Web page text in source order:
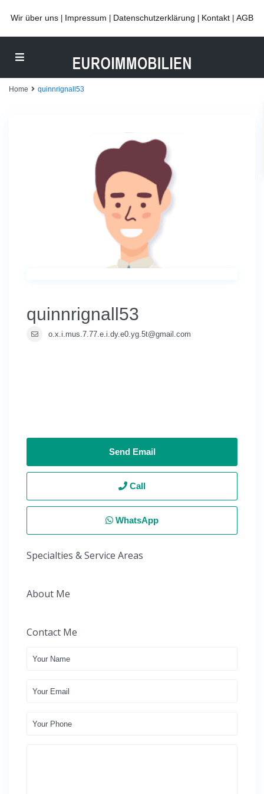
Wir über uns Impressum Datenschutzerklärung Kontakt AGB
Home quinnrignall53
quinnrignall53
o.x.i.mus.7.77.e.i.dy.e0.yg.5t@gmail.com
Send Email
Call
WhatsApp
Specialties & Service Areas
About Me
Contact Me